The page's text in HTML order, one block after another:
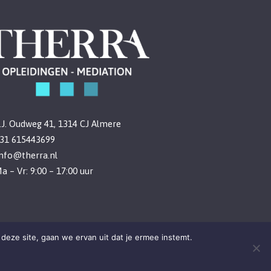
Oudweg 41, 1314 CJ Almere
615443699
– Vr: 9:00 – 17:00 uur
site, gaan we ervan uit dat je ermee instemt.